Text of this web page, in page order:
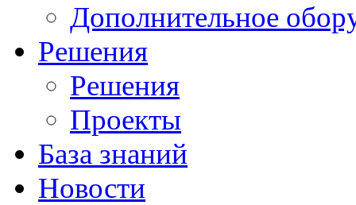
Дополнительное
Решения
Решения
Проекты
База знаний
Новости